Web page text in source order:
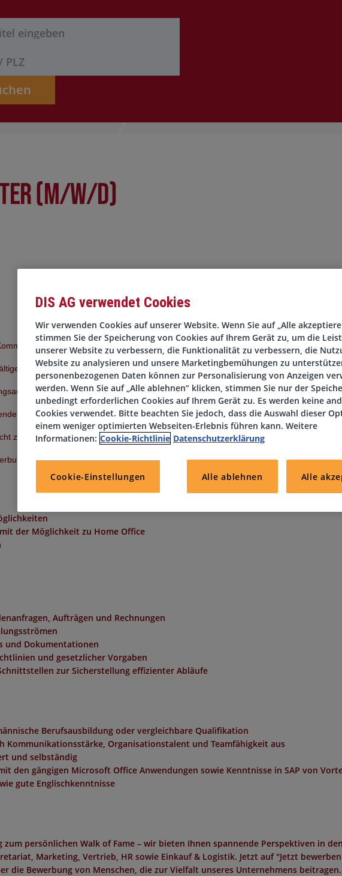
(m/w/d)
und Teamfähigkeit?
und zielorientierte Art rundet Ihr Profil ab?
zählen für Sie mittlerweile zu Ihrer Routine?
Stelle für Sie!
zum nächstmöglichen Zeitpunkt nach einem Sachbearbeiter (m/w/d).
der Möglichkeit zu Home Office
Aufträgen und Rechnungen
und Dokumentationen
und gesetzlicher Vorgaben
zur Sicherstellung effizienter Abläufe
Berufsausbildung oder vergleichbare Qualifikation
Kommunikationsstärke, Organisationstalent und Teamfähigkeit aus
und selbständig
den gängigen Microsoft Office Anwendungen sowie Kenntnisse in SAP von
gute Englischkenntnisse
zum persönlichen Walk of Fame – wir bieten Ihnen spannende Perspektiven in
Marketing, Vertrieb, HR sowie Einkauf & Logistik. Jetzt auf "Jetzt
die Bewerbung von Menschen, die zur Vielfalt unseres Unternehmens beitragen.
DIS AG verwendet Cookies
Wir verwenden Cookies auf unserer Website. Wenn Sie auf „Alle
stimmen Sie der Speicherung von Cookies auf Ihrem Gerät zu, um die
unserer Website zu verbessern, die Funktionalität zu verbessern, die
Website zu analysieren und unsere Marketingbemühungen zu
personenbezogenen Daten können zur Personalisierung von Anzeigen
werden. Wenn Sie auf „Alle ablehnen“ klicken, stimmen Sie nur der
unbedingt erforderlichen Cookies auf Ihrem Gerät zu. Es werden keine
Cookies verwendet. Bitte beachten Sie jedoch, dass die Auswahl dieser
einem weniger optimierten Webseiten-Erlebnis führen kann. Weitere
Informationen: Cookie-Richtlinie Datenschutzerklärung
Cookie-Einstellungen Alle ablehnen Alle